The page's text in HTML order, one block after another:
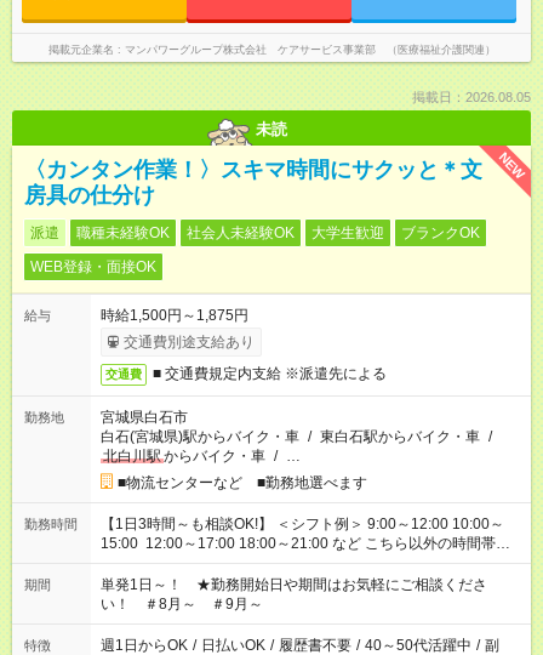
掲載元企業名 マンパワーグループ株式会社 ケアサービス事業部 （医療福祉介護関連）
掲載日：2026.08.05
未読
NEW
〈カンタン作業！〉スキマ時間にサクッと＊文
房具の仕分け
派遣 職種未経験OK 社会人未経験OK 大学生歓迎
ブランクOK
WEB登録・面接OK
給与
時給1,500円～1,875円
交通費別途支給あり
交通費 ■ 交通費規定内支給 ※派遣先による
勤務地
宮城県白石市
白石(宮城県)駅からバイク・車 / 東白石駅からバイク・車 /
北白川駅からバイク・車 / …
■物流センターなど ■勤務地選べます
勤務時間
【1日3時間～も相談OK!】 ＜シフト例＞ 9:00～12:00 10:00～
15:00 12:00～17:00 18:00～21:00 など こちら以外の時間帯も
お気軽にご相談ください！
期間
単発1日～！ ★勤務開始日や期間はお気軽にご相談くださ
い！ ＃8月～ ＃9月～
特徴 週1日からOK / 日払いOK / 履歴書不要 / 40～50代活躍中 / 副